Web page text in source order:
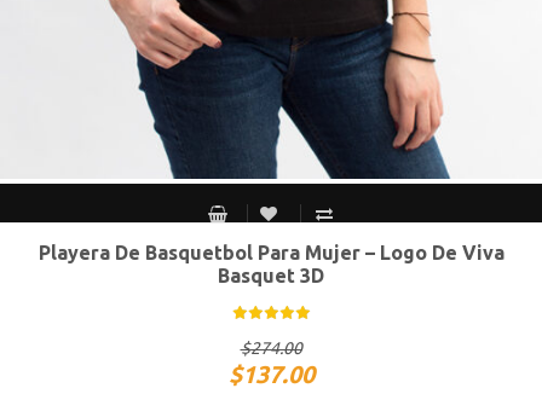
CH M G XG
Playera De Basquetbol Para Mujer – Logo De Viva
Basquet 3D
$274.00
$137.00